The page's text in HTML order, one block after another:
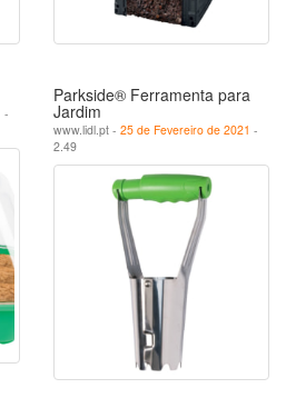
-
Parkside® Ferramenta para
Jardim
www.lidl.pt - 25 de Fevereiro de 2021 -
2.49